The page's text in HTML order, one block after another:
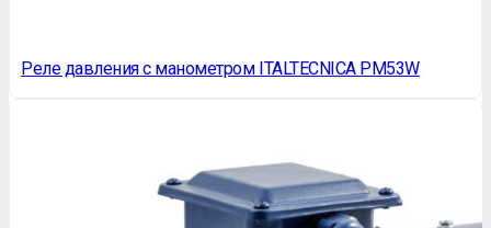
Реле давления с манометром ITALTECNICA PM53W